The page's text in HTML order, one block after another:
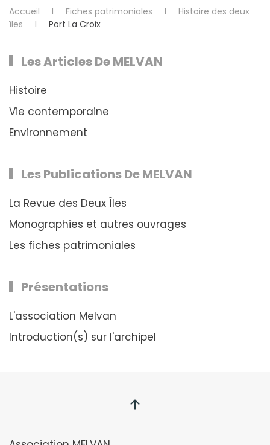
Accueil Fiches patrimoniales
Histoire des deux
îles
Port La Croix
Les Articles De MELVAN
Histoire
Vie contemporaine
Environnement
Les Publications De MELVAN
La Revue des Deux Îles
Monographies et autres ouvrages
Les fiches patrimoniales
Présentations
L'association Melvan
Introduction(s) sur l'archipel